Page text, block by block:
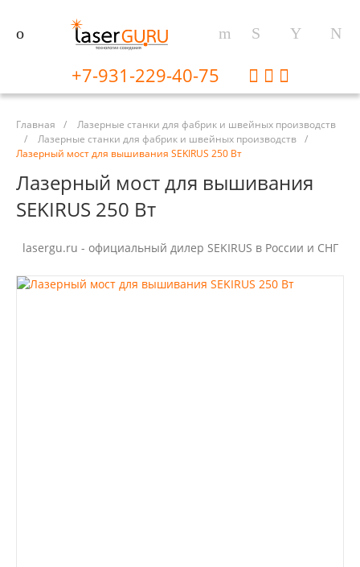
+7-931-229-40-75
Главная /
Лазерные станки для фабрик и швейных производств
/
Лазерные станки для фабрик и швейных производств /
Лазерный мост для вышивания SEKIRUS 250 Вт
Лазерный мост для вышивания
SEKIRUS 250 Вт
lasergu.ru - официальный дилер SEKIRUS в России и СНГ